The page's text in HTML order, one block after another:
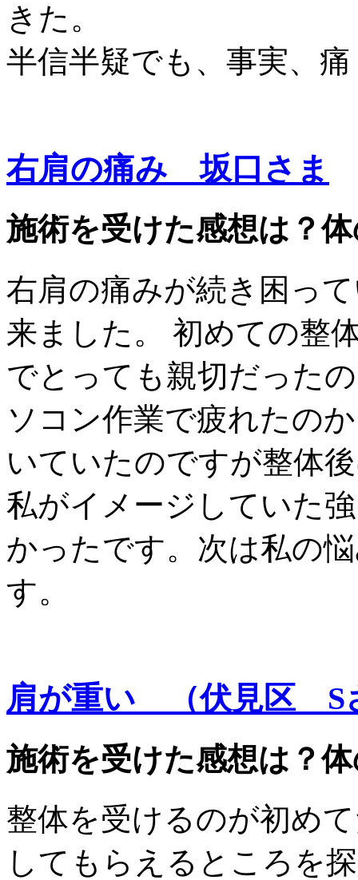
きた。
半信半疑でも、事実、
右肩の痛み 坂口さま
施術を受けた感想は？
右肩の痛みが続き困っ
来ました。 初めての整
でとっても親切だった
ソコン作業で疲れたの
いていたのですが整体
私がイメージしていた
かったです。次は私の
す。
肩が重い （伏見区 S
施術を受けた感想は？
整体を受けるのが初め
してもらえるところを